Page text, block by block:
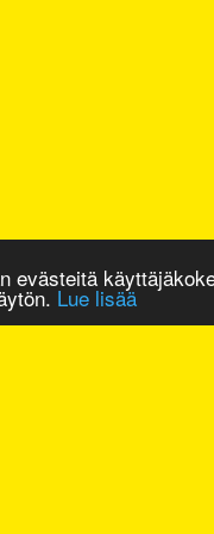
evästeitä
Lue lisää